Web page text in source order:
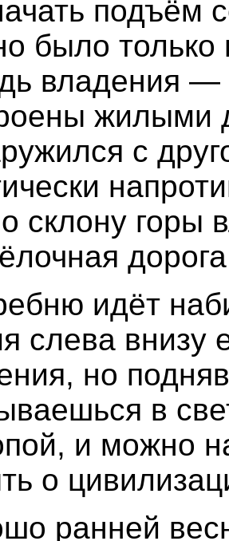
подъём
было только
владения —
жилыми
с
склону горы
идёт
слева внизу
но
в
и можно
о
ранней